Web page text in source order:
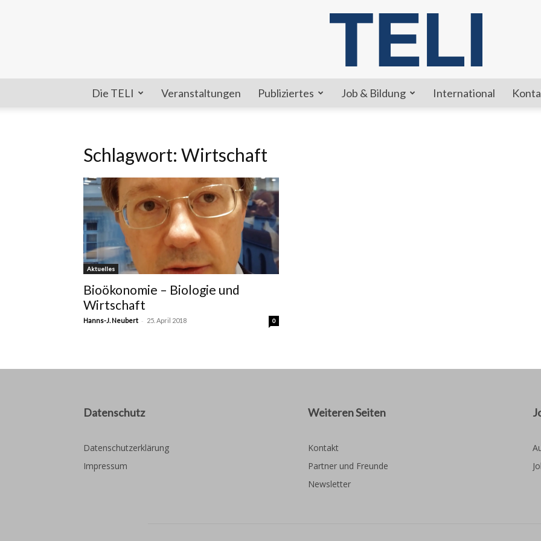
Die TELI Veranstaltungen Publiziertes Job & Bildung International
Schlagwort: Wirtschaft
Aktuelles
Bioökonomie – Biologie und
Wirtschaft
Hanns-J. Neubert - 25. April 2018 0
Datenschutz
Datenschutzerklärung
Impressum
Weiteren Seiten
Kontakt
Partner und Freunde
Newsletter